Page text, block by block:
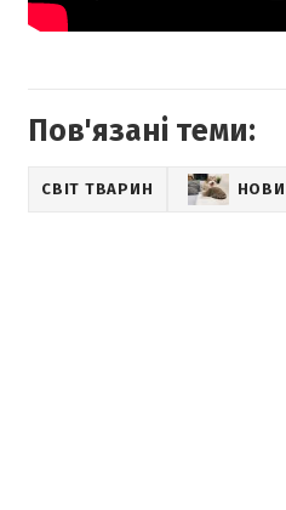
Пов'язані теми:
СВІТ ТВАРИН